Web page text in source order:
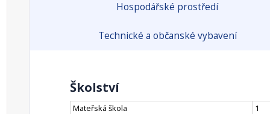
Hospodářské prostředí
Technické a občanské vybavení
Školství
Mateřská škola
1